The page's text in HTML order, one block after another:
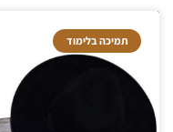
תמיכה בלימוד